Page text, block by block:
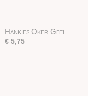
Hankies Oker Geel
€ 5,75